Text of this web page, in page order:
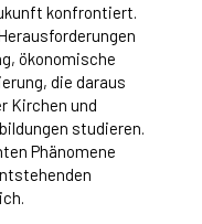
konfrontiert.
ökonomische
die daraus
Kirchen und
studieren.
Phänomene